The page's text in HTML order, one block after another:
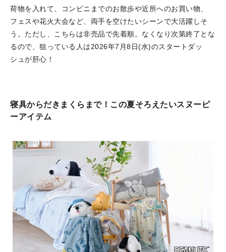
荷物を入れて、コンビニまでのお散歩や近所へのお買い物、
フェスや花火大会など、両手を空けたいシーンで大活躍しそ
う。ただし、こちらは非売品で先着順。なくなり次第終了とな
るので、狙っている人は2026年7月8日(水)のスタートダッ
シュが肝心！
寝具からだきまくらまで！この夏そろえたいスヌーピ
ーアイテム